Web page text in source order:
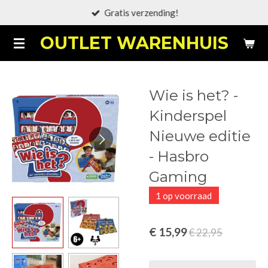
naar
de
OUTLET WARENHUIS
Gratis verzending!
Wie is het? -
Kinderspel
Nieuwe editie
- Hasbro
Gaming
1 op voorraad
€ 15,99€ 22,95